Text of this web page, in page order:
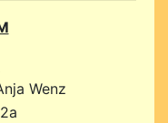
Wenz